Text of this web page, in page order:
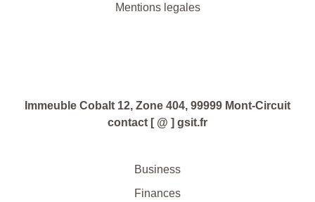
Mentions legales
Immeuble Cobalt 12, Zone 404, 99999 Mont-Circuit
contact [ @ ] gsit.fr
Business
Finances